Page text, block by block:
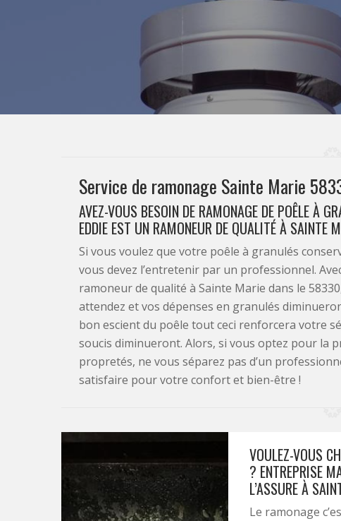
Service de ramonage Sainte Marie
AVEZ-VOUS BESOIN DE RAMONAGE DE POÊLE À
EDDIE EST UN RAMONEUR DE QUALITÉ À SAINTE
Si vous voulez que votre poêle à granulés
vous devez l’entretenir par un professionnel.
ramoneur de qualité à Sainte Marie dans le
attendez et vos dépenses en granulés
bon escient du poêle tout ceci renforcera votre
soucis diminueront. Alors, si vous optez pour la
propretés, ne vous séparez pas d’un
satisfaire pour votre confort et bien-être !
VOULEZ-VOUS
? ENTREPRISE
L’ASSURE À
Le ramonage